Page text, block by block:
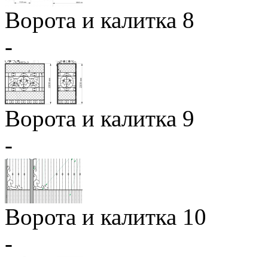
Ворота и калитка 8
-
Ворота и калитка 9
-
Ворота и калитка 10
-